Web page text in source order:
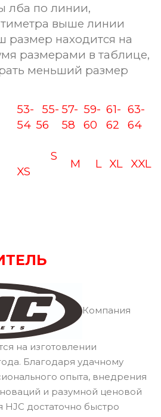
лба по линии,
выше линии
размер находится на
размерами в таблице,
меньший размер
53-
54
55-
56
57-
58
59-
60
61-
62
63-
64
XS
S
M L XL XXL
Компания
на изготовлении
Благодаря удачному
опыта, внедрения
и разумной ценовой
HJC достаточно быстро